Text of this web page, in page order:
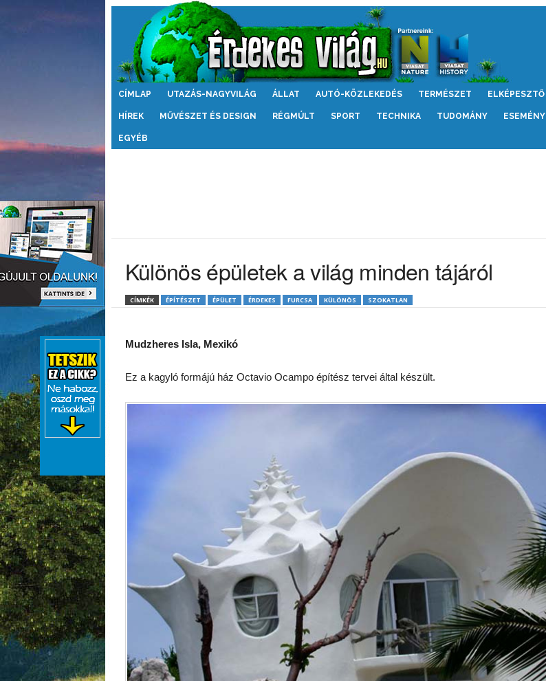
Érdekes
CÍMLAP UTAZÁS-NAGYVILÁG ÁLLAT AUTÓ-KÖZLEKEDÉS TERMÉSZET ELKÉPESZTŐ
HÍREK MŰVÉSZET ÉS DESIGN RÉGMÚLT SPORT TECHNIKA TUDOMÁNY ESEMÉNY
EGYÉB
Különös épületek a világ minden tájáról
CÍMKÉK ÉPÍTÉSZET ÉPÜLET ÉRDEKES FURCSA KÜLÖNÖS SZOKATLAN
Mudzheres Isla, Mexikó
Ez a kagyló formájú ház Octavio Ocampo építész tervei által készült.